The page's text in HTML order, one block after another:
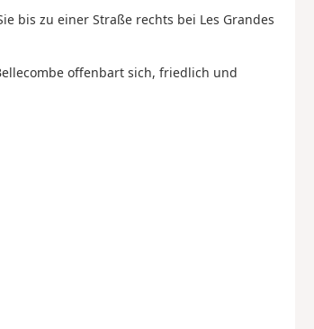
bis zu einer Straße rechts bei Les Grandes
offenbart sich, friedlich und